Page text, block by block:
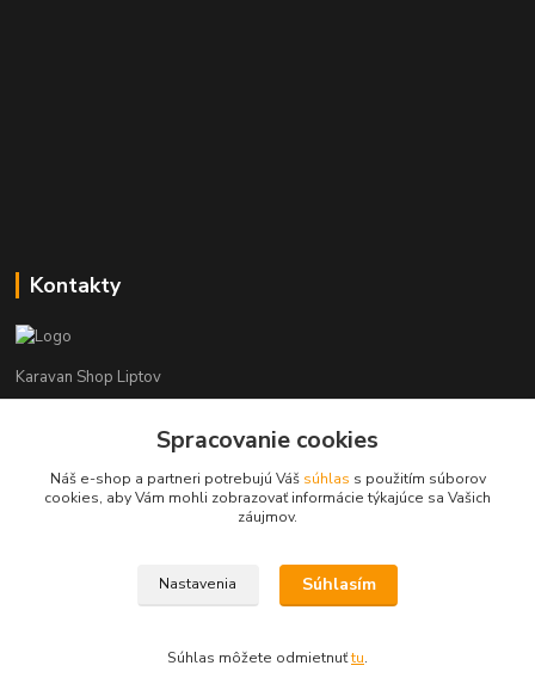
Kontakty
Karavan Shop Liptov
+421 903 626 885
info@karavanshopliptov.sk
Spracovanie cookies
Náš e-shop a partneri potrebujú Váš súhlas s použitím súborov
cookies, aby Vám mohli zobrazovať informácie týkajúce sa Vašich
záujmov.
Nastavenia Súhlasím
Súhlas môžete odmietnuťtu.